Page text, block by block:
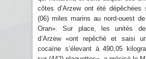
côtes d’Arzew ont été
(06) miles marins au nord-ouest
Oran». Sur place, les unités
d’Arzew «ont repêché et saisi
cocaïne s’élevant à 490,05